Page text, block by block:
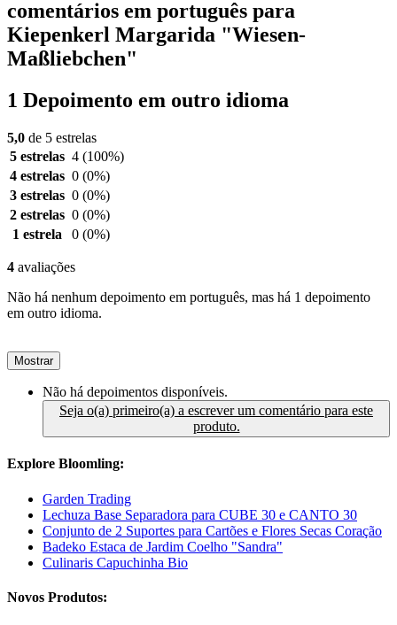
comentários em português para
Kiepenkerl Margarida "Wiesen-
Maßliebchen"
1 Depoimento em outro idioma
5,0 de 5 estrelas
5 estrelas 4 (100%)
4 estrelas 0 (0%)
3 estrelas 0 (0%)
2 estrelas 0 (0%)
1 estrela
0 (0%)
4 avaliações
Não há nenhum depoimento em português, mas há 1 depoimento
em outro idioma.
Mostrar
Não há depoimentos disponíveis.
Seja o(a) primeiro(a) a escrever um comentário para este
produto.
Explore Bloomling:
Garden Trading
Lechuza Base Separadora para CUBE 30 e CANTO 30
Conjunto de 2 Suportes para Cartões e Flores Secas Coração
Badeko Estaca de Jardim Coelho "Sandra"
Culinaris Capuchinha Bio
Novos Produtos: